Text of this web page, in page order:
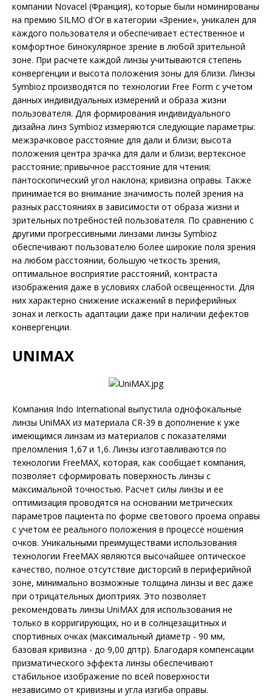
компании Novacel (Франция), которые были номинированы
на премию SILMO d'Or в категории «Зрение», уникален для
каждого пользователя и обеспечивает естественное и
комфортное бинокулярное зрение в любой зрительной
зоне. При расчете каждой линзы учитываются степень
конвергенции и высота положения зоны для близи. Линзы
Symbioz производятся по технологии Free Form с учетом
данных индивидуальных измерений и образа жизни
пользователя. Для формирования индивидуального
дизайна линз Symbioz измеряются следующие параметры:
межзрачковое расстояние для дали и близи; высота
положения центра зрачка для дали и близи; вертексное
расстояние; привычное расстояние для чтения;
пантоскопический угол наклона; кривизна оправы. Также
принимается во внимание значимость полей зрения на
разных расстояниях в зависимости от образа жизни и
зрительных потребностей пользователя. По сравнению с
другими прогрессивными линзами линзы Symbioz
обеспечивают пользователю более широкие поля зрения
на любом расстоянии, большую четкость зрения,
оптимальное восприятие расстояний, контраста
изображения даже в условиях слабой освещенности. Для
них характерно снижение искажений в периферийных
зонах и легкость адаптации даже при наличии дефектов
конвергенции.
UNIMAX
Компания Indo International выпустила однофокальные
линзы UniMAX из материала CR-39 в дополнение к уже
имеющимся линзам из материалов с показателями
преломления 1,67 и 1,6. Линзы изготавливаются по
технологии FreeMAX, которая, как сообщает компания,
позволяет сформировать поверхность линзы с
максимальной точностью. Расчет силы линзы и ее
оптимизация проводятся на основании метрических
параметров пациента по форме светового проема оправы
с учетом ее реального положения в процессе ношения
очков. Уникальными преимуществами использования
технологии FreeMAX являются высочайшее оптическое
качество, полное отсутствие дисторсий в периферийной
зоне, минимально возможные толщина линзы и вес даже
при отрицательных диоптриях. Это позволяет
рекомендовать линзы UniMAX для использования не
только в корригирующих, но и в солнцезащитных и
спортивных очках (максимальный диаметр - 90 мм,
базовая кривизна - до 9,00 дптр). Благодаря компенсации
призматического эффекта линзы обеспечивают
стабильное изображение по всей поверхности
независимо от кривизны и угла изгиба оправы.